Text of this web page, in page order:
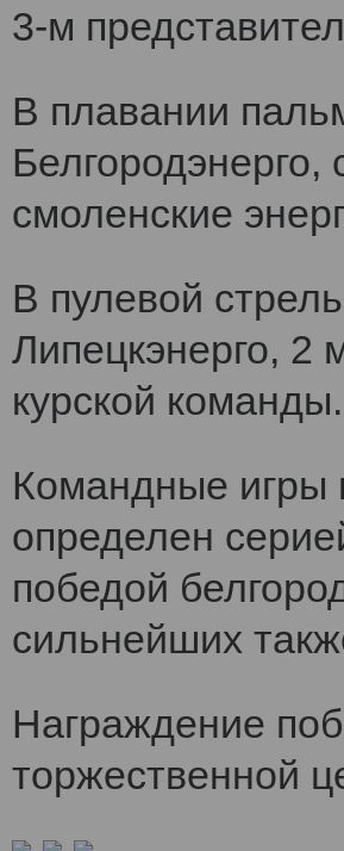
3-м
В плавании
смоленские
В пулевой
Липецкэнерго, 2
курской команды.
Командные игры
определен
победой
сильнейших
Награждение
торжественной